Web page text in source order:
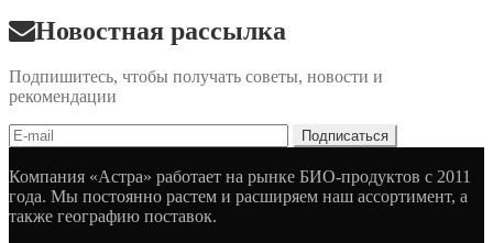
Новостная рассылка
Подпишитесь, чтобы получать советы, новости и
рекомендации
Компания «Астра» работает на рынке БИО-продуктов с 2011
года. Мы постоянно растем и расширяем наш ассортимент, а
также географию поставок.